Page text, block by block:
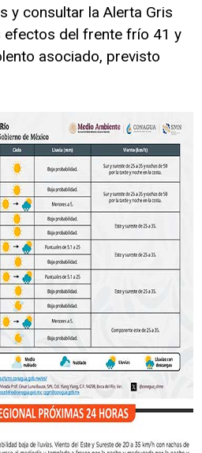
y consultar la Alerta Gris
efectos del frente frío 41 y
asociado, previsto